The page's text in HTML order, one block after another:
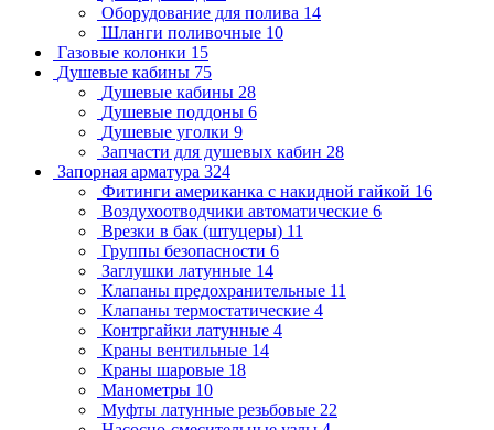
Оборудование для полива 14
Шланги поливочные 10
Газовые колонки 15
Душевые кабины 75
Душевые кабины 28
Душевые поддоны 6
Душевые уголки 9
Запчасти для душевых кабин 28
Запорная арматура 324
Фитинги американка с накидной гайкой 16
Воздухоотводчики автоматические 6
Врезки в бак (штуцеры) 11
Группы безопасности 6
Заглушки латунные 14
Клапаны предохранительные 11
Клапаны термостатические 4
Контргайки латунные 4
Краны вентильные 14
Краны шаровые 18
Манометры 10
Муфты латунные резьбовые 22